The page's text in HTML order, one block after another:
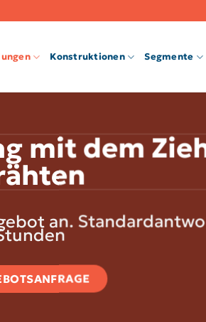
Konstruktionen Segmente
mit dem
an.